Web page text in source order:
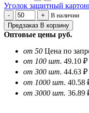
Уголок защитный
В наличии
Предзаказ В корзину
Оптовые цены руб.
от 50 Цена по
от 100 шт. 49.10 ₽
от 300 шт. 44.63 ₽
от 1000 шт. 40.58
от 3000 шт. 36.89